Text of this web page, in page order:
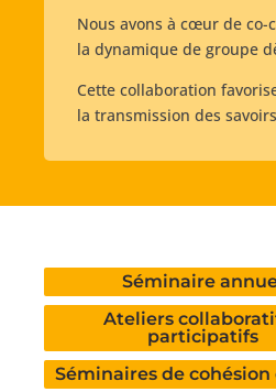
Nous avons à cœur de
la dynamique de groupe
Cette collaboration
la transmission des
Séminaire
Ateliers
participatifs
Séminaires de